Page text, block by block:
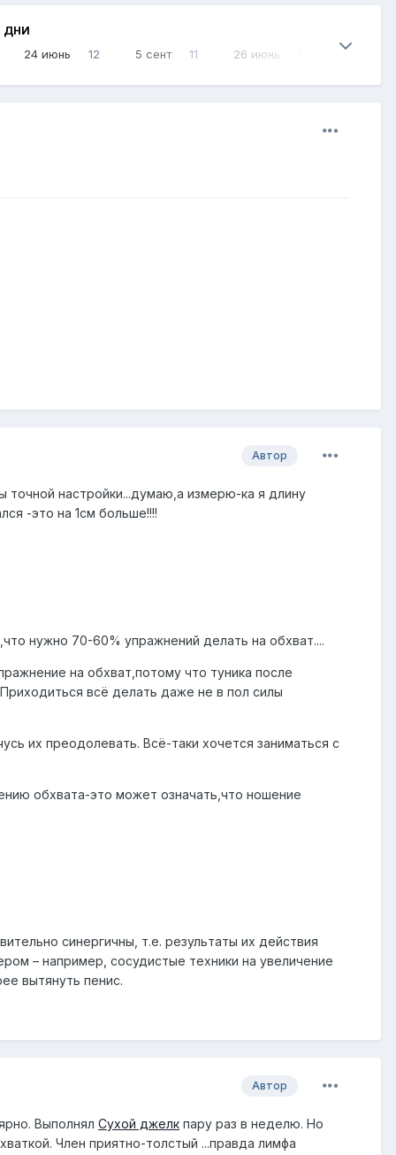
ДНИ
24 июнь 12 5 сент 11 26 июнь
Автор
точной настройки...думаю,а измерю-ка я длину
-это на 1см больше!!!!
нужно 70-60% упражнений делать на обхват....
на обхват,потому что туника после
всё делать даже не в пол силы
их преодолевать. Всё-таки хочется заниматься с
обхвата-это может означать,что ношение
синергичны, т.е. результаты их действия
– например, сосудистые техники на увеличение
вытянуть пенис.
Автор
Выполнял Сухой джелк пару раз в неделю. Но
Член приятно-толстый ...правда лимфа